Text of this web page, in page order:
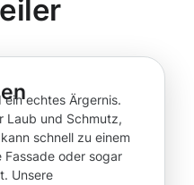
echtes Ärgernis.
Laub und Schmutz,
schnell zu einem
Fassade oder sogar
Unsere